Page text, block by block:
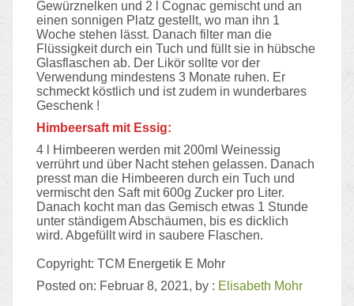
Gewürznelken und 2 l Cognac gemischt und an
einen sonnigen Platz gestellt, wo man ihn 1
Woche stehen lässt. Danach filter man die
Flüssigkeit durch ein Tuch und füllt sie in hübsche
Glasflaschen ab. Der Likör sollte vor der
Verwendung mindestens 3 Monate ruhen. Er
schmeckt köstlich und ist zudem in wunderbares
Geschenk !
Himbeersaft mit Essig:
4 l Himbeeren werden mit 200ml Weinessig
verrührt und über Nacht stehen gelassen. Danach
presst man die Himbeeren durch ein Tuch und
vermischt den Saft mit 600g Zucker pro Liter.
Danach kocht man das Gemisch etwas 1 Stunde
unter ständigem Abschäumen, bis es dicklich
wird. Abgefüllt wird in saubere Flaschen.
Copyright: TCM Energetik E Mohr
Posted on: Februar 8, 2021, by : Elisabeth Mohr